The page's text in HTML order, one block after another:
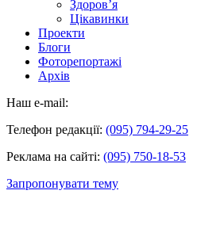
Здоров’я
Цікавинки
Проекти
Блоги
Фоторепортажі
Архів
Наш e-mail:
Телефон редакції: (095) 794-29-25
Реклама на сайті: (095) 750-18-53
Запропонувати тему